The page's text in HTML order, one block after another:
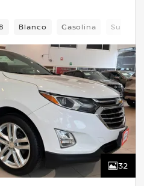
Blanco Gasolina Suv
32